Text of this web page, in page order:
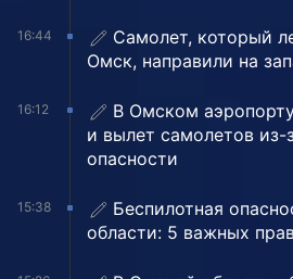
16:44
Самолет, который
Омск, направили на
16:12
В Омском
и вылет самолетов из-
опасности
15:38
Беспилотная
области: 5 важных